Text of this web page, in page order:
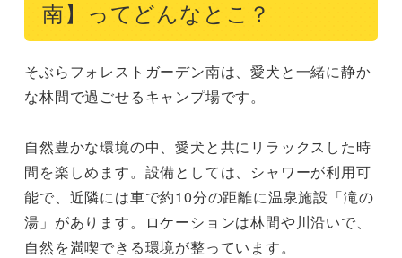
南】ってどんなとこ？
そぶらフォレストガーデン南は、愛犬と一緒に静か
な林間で過ごせるキャンプ場です。
自然豊かな環境の中、愛犬と共にリラックスした時
間を楽しめます。設備としては、シャワーが利用可
能で、近隣には車で約10分の距離に温泉施設「滝の
湯」があります。ロケーションは林間や川沿いで、
自然を満喫できる環境が整っています。